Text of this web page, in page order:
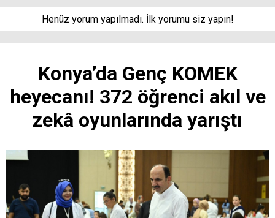
Henüz yorum yapılmadı. İlk yorumu siz yapın!
Konya’da Genç KOMEK
heyecanı! 372 öğrenci akıl ve
zekâ oyunlarında yarıştı